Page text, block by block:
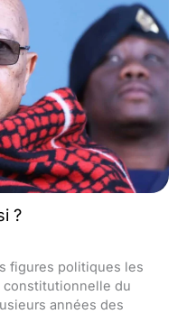
?
figures politiques les
constitutionnelle du
années des